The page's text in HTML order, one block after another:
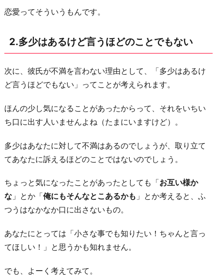
た
い
あ
な
が
る
か
お
わ
り
恋愛ってそういうもんです。
2.多少はあるけど言うほどのことでもない
次に、彼氏が不満を言わない理由として、「多少はあるけ
ど言うほどでもない」ってことが考えられます。
ほんの少し気になることがあったからって、それをいちい
ち口に出す人いませんよね（たまにいますけど）。
多少はあなたに対して不満はあるのでしょうが、取り立て
てあなたに訴えるほどのことではないのでしょう。
ちょっと気になったことがあったとしても「お互い様か
な 」とか「俺にもそんなとこあるかも 」とか考えると、ふ
つうはなかなか口に出さないもの。
あなたにとっては「小さな事でも知りたい！ちゃんと言っ
てほしい！」と思うかも知れません。
でも、よーく考えてみて。